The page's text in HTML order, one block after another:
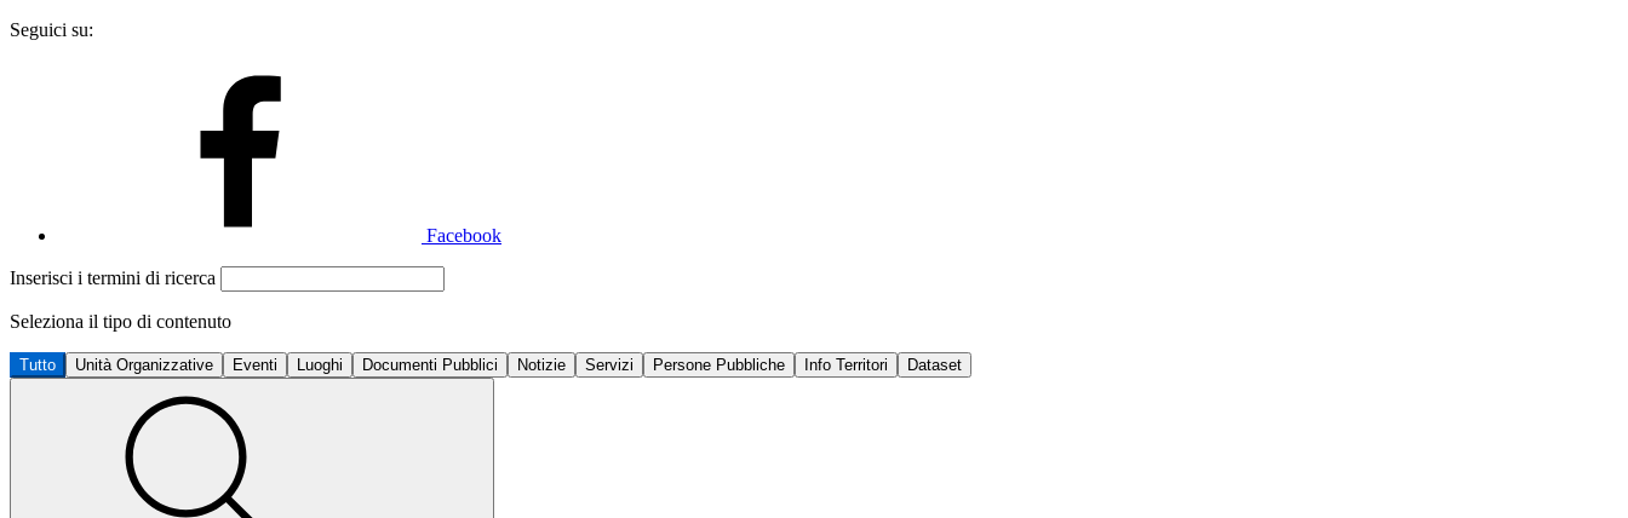
Seguici su:
Facebook
Inserisci i termini di ricerca
Seleziona il tipo di contenuto
Tutto Unità Organizzative Eventi Luoghi Documenti Pubblici Notizie Servizi Persone Pubbliche Info Territori Dataset